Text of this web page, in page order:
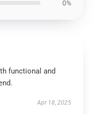
0%
functional and
Apr 18, 2025